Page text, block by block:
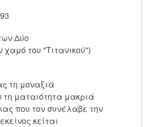
Δύο
χαμό του "Τιτανικού")
τη μοναξιά
ματαιότητα μακριά
που τον συνέλαβε την
κείται